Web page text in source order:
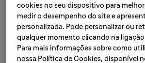
tiveram alguma experiência que
confiança na área de saúde. Além
das pessoas negras e de outros
probabilidade de se sentirem
prestador de saúde ou pelo sistema
cookies no seu dispositivo para
medir o desempenho do site e
personalizada. Pode personalizar ou
qualquer momento clicando na
Para mais informações sobre como
nossa Política de Cookies, disponível